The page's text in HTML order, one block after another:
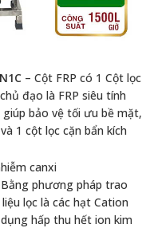
– Cột FRP có 1 Cột lọc
đạo là FRP siêu tính
bảo vệ tối ưu bề mặt,
1 cột lọc cặn bẩn kích
phương pháp trao
lọc là các hạt Cation
hấp thu hết ion kim